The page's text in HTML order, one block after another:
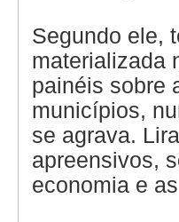
Segundo ele,
materializada
painéis sobre
municípios,
se agrava.
apreensivos,
economia e